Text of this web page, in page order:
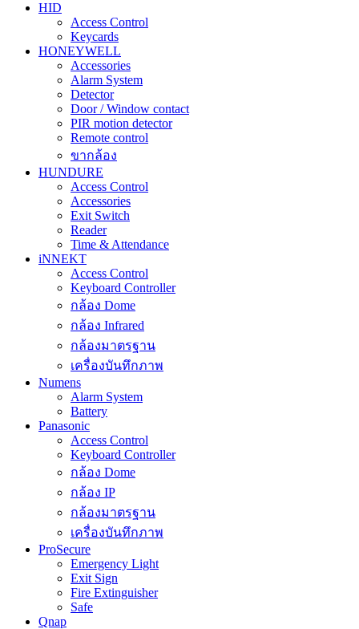
HID
Access Control
Keycards
HONEYWELL
Accessories
Alarm System
Detector
Door / Window contact
PIR motion detector
Remote control
ขากล้อง
HUNDURE
Access Control
Accessories
Exit Switch
Reader
Time & Attendance
iNNEKT
Access Control
Keyboard Controller
กล้อง Dome
กล้อง Infrared
กล้องมาตรฐาน
เครื่องบันทึกภาพ
Numens
Alarm System
Battery
Panasonic
Access Control
Keyboard Controller
กล้อง Dome
กล้อง IP
กล้องมาตรฐาน
เครื่องบันทึกภาพ
ProSecure
Emergency Light
Exit Sign
Fire Extinguisher
Safe
Qnap